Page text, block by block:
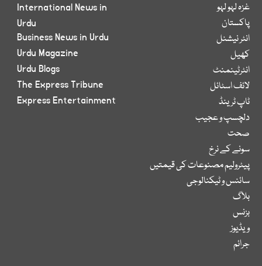
غزہ لہو لہو
پاکستان
انٹر نیشنل
کھیل
انٹرٹینمنٹ
لائف اسٹائل
ٹاپ ٹرینڈ
دلچسپ و عجیب
صحت
سونے کے نرخ
پیٹرولیم مصنوعات کی قیمتیں
سائنس و ٹیکنالوجی
بلاگ
بزنس
ویڈیوز
جرائم
International News in
Urdu
Business News in Urdu
Urdu Magazine
Urdu Blogs
The Express Tribune
Express Entertainment